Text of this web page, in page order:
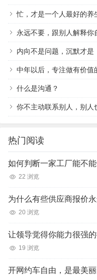
忙，才是一个人最好的养
永远不要，跟别人解释你
内向不是问题，沉默才是
中年以后，专注做有价值
什么是沟通？
你不主动联系别人，别人
热门阅读
如何判断一家工厂能不
22 浏览
为什么有些供应商报价
20 浏览
让领导觉得你能力很强
19 浏览
开网约车自由，是最美